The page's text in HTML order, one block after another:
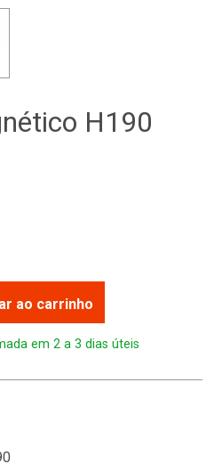
H190
ao carrinho
em 2 a 3 dias úteis